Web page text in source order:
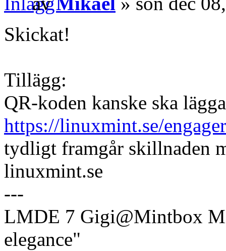
Skickat!
Tillägg:
QR-koden kanske ska
https://linuxmint.se/
tydligt framgår skillnaden
linuxmint.se
---
LMDE 7 Gigi@Mintbox
elegance"